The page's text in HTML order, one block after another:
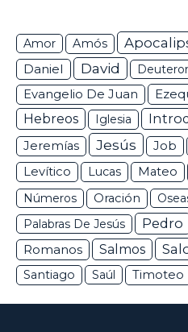
Amor Amós
Daniel David
Evangelio De Juan
Hebreos
Iglesia
Jeremías Jesús Job
Levítico
Lucas Mateo
Números Oración
Palabras De Jesús Pedro
Romanos Salmos
Santiago
Saúl Timoteo